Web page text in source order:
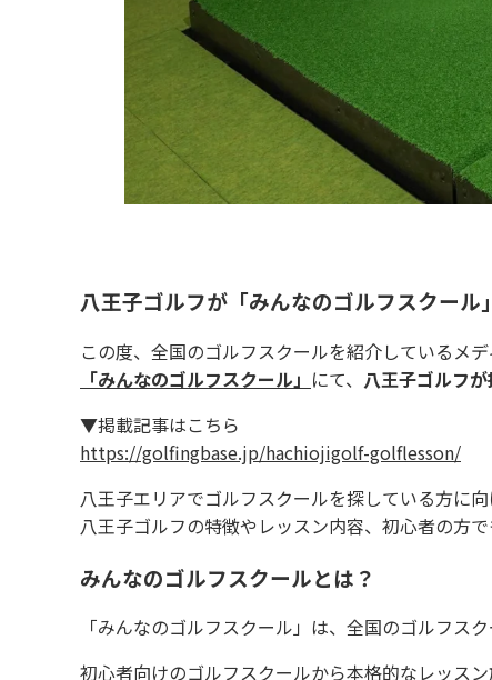
八王子ゴルフが「みんなのゴルフスクール
この度、全国のゴルフスクールを紹介しているメデ
「みんなのゴルフスクール」 にて、 八王子ゴルフが
▼掲載記事はこちら
https://golfingbase.jp/hachiojigolf-golflesson/
八王子エリアでゴルフスクールを探している方に向
八王子ゴルフの特徴やレッスン内容、初心者の方
みんなのゴルフスクールとは？
「みんなのゴルフスクール」は、全国のゴルフス
初心者向けのゴルフスクールから本格的なレッスン